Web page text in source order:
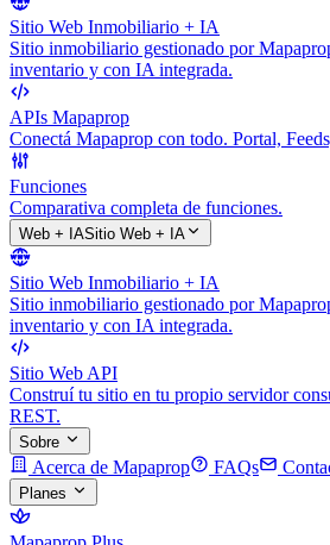
Sitio Web Inmobiliario + IA
Sitio inmobiliario gestionado por
inventario y con IA integrada.
APIs Mapaprop
Conectá Mapaprop con todo. Portal,
Funciones
Comparativa completa de funciones.
Web + IASitio Web + IA
Sitio Web Inmobiliario + IA
Sitio inmobiliario gestionado por
inventario y con IA integrada.
Sitio Web API
Construí tu sitio en tu propio servidor
REST.
Sobre
Acerca de Mapaprop FAQs
Planes